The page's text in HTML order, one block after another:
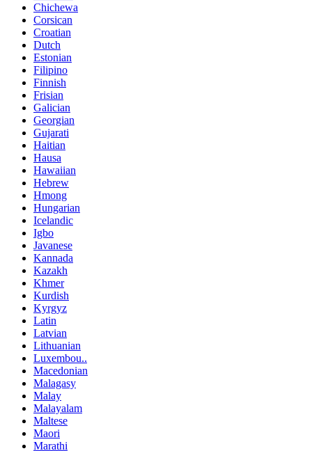
Chichewa
Corsican
Croatian
Dutch
Estonian
Filipino
Finnish
Frisian
Galician
Georgian
Gujarati
Haitian
Hausa
Hawaiian
Hebrew
Hmong
Hungarian
Icelandic
Igbo
Javanese
Kannada
Kazakh
Khmer
Kurdish
Kyrgyz
Latin
Latvian
Lithuanian
Luxembou..
Macedonian
Malagasy
Malay
Malayalam
Maltese
Maori
Marathi